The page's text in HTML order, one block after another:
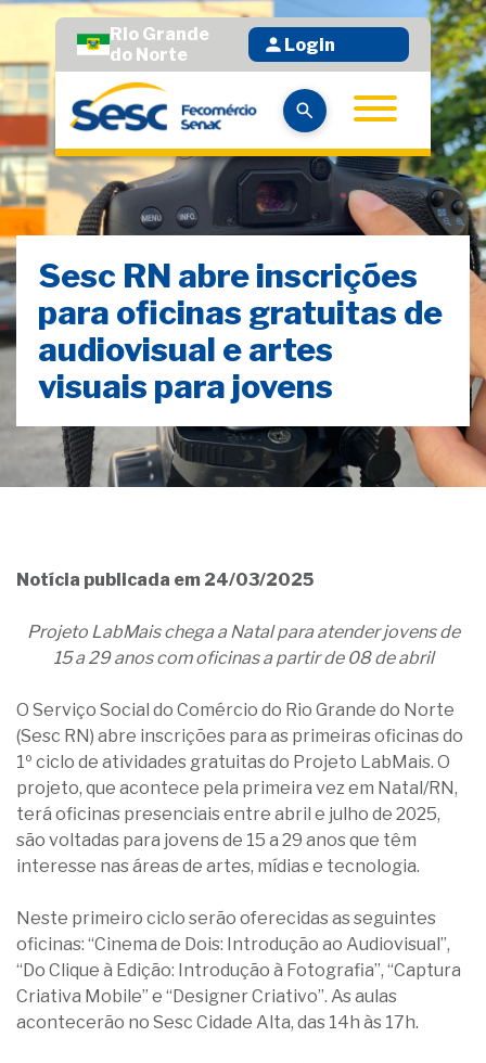
Rio Grande
do Norte
Login
Sesc RN abre inscrições
para oficinas gratuitas de
audiovisual e artes
visuais para jovens
Notícia publicada em 24/03/2025
Projeto LabMaischega a Natal para atender jovens de
15 a 29 anos com oficinas a partir de 08 de abril
O Serviço Social do Comércio do Rio Grande do Norte
(Sesc RN) abre inscrições para as primeiras oficinas do
1º ciclo de atividades gratuitas do Projeto LabMais. O
projeto, que acontece pela primeira vez em Natal/RN,
terá oficinas presenciais entre abril e julho de 2025,
são voltadas para jovens de 15 a 29 anos que têm
interesse nas áreas de artes, mídias e tecnologia.
Neste primeiro ciclo serão oferecidas as seguintes
oficinas: “Cinema de Dois: Introdução ao Audiovisual”,
“Do Clique à Edição: Introdução à Fotografia”, “Captura
Criativa Mobile” e “Designer Criativo”. As aulas
acontecerão no Sesc Cidade Alta, das 14h às 17h.